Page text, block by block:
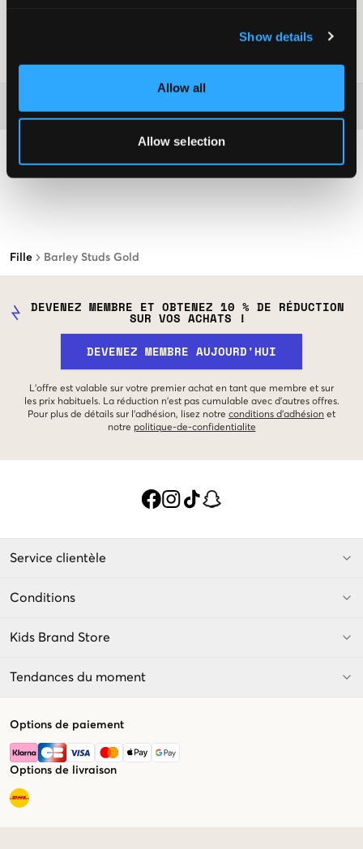
Show details
Allow all
Allow selection
Fille Barley Studs Gold
DEVENEZ MEMBRE ET OBTENEZ 10 % DE RÉDUCTION
SUR VOS ACHATS !
DEVENEZ MEMBRE AUJOURD'HUI
L'offre est valable sur votre premier achat en tant que membre et sur
les prix habituels. La réduction n'est pas cumulable avec d'autres offres.
Pour plus de détails sur l'adhésion, lisez notre conditions d'adhésion et
notre politique-de-confidentialite
Service clientèle
Conditions
Kids Brand Store
Tendances du moment
Options de paiement
Options de livraison